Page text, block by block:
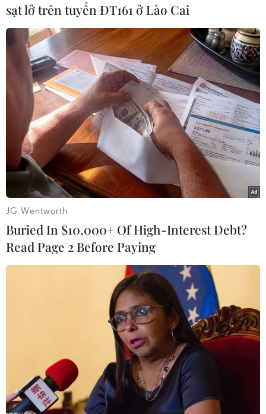
nhân vụ tai nạn ./.
(TTXVN/Vietnam+)
#ôtô tải Quảng Ngãi
sạt lở trên tuyến ĐT161 ở Lào Cai
JG Wentworth
Buried In $10,000+ Of High-Interest Debt?
Read Page 2 Before Paying